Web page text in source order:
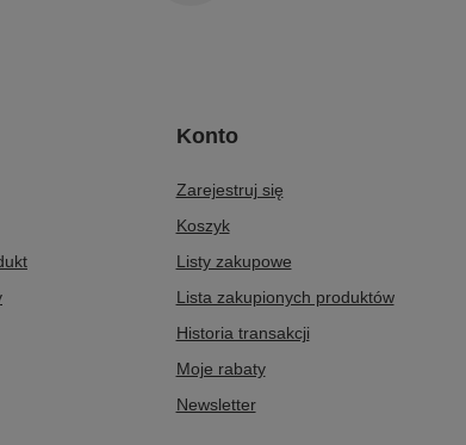
Konto
Zarejestruj się
Koszyk
Listy zakupowe
Lista zakupionych produktów
Historia transakcji
Moje rabaty
Newsletter